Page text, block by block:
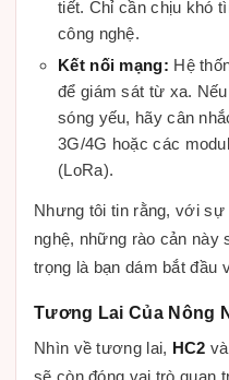
tiết. Chỉ cần chịu khó
công nghệ.
Kết nối mạng: Hệ
để giám sát từ xa.
sóng yếu, hãy cân
3G/4G hoặc các
(LoRa).
Nhưng tôi tin rằng, với sự
nghệ, những rào cản
trọng là bạn dám bắt đầu
Tương Lai Của Nông
Nhìn về tương lai, HC2
sẽ còn đóng vai trò quan